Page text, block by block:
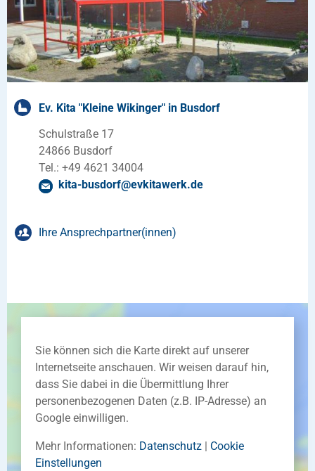
Ev. Kita "Kleine Wikinger" in Busdorf
Schulstraße 17
24866 Busdorf
Tel.: +49 4621 34004
kita-busdorf@evkitawerk.de
Ihre Ansprechpartner(innen)
Sie können sich die Karte direkt auf unserer
Internetseite anschauen. Wir weisen darauf hin,
dass Sie dabei in die Übermittlung Ihrer
personenbezogenen Daten (z.B. IP-Adresse) an
Google einwilligen.
Mehr Informationen: Datenschutz
Cookie
Einstellungen